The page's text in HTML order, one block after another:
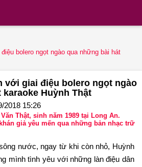
bolero ngọt ngào qua những bài hát
với giai điệu bolero ngọt ngào
Huỳnh Thật
2018 15:26
Thật, sinh năm 1989 tại Long An.
giả yêu mến qua những bản nhạc trữ
nước, ngay từ khi còn nhỏ, Huỳnh
mình tình yêu với những làn điệu dân